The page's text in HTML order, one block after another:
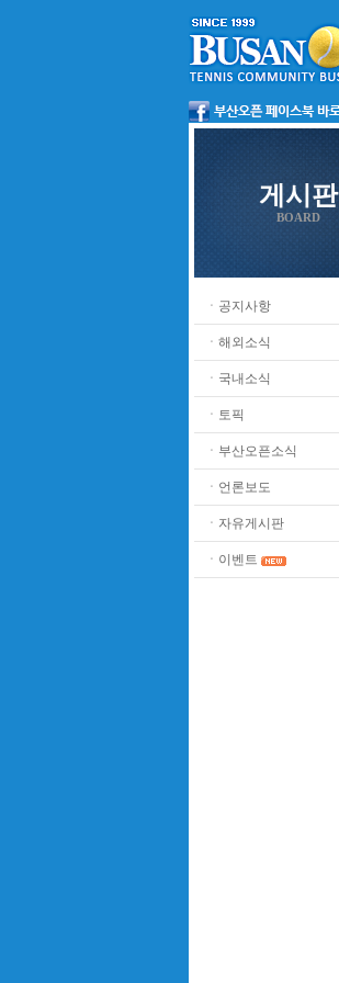
게시판
BOARD
ㆍ공지사항
ㆍ해외소식
ㆍ국내소식
ㆍ토픽
ㆍ부산오픈소식
ㆍ언론보도
ㆍ자유게시판
ㆍ이벤트